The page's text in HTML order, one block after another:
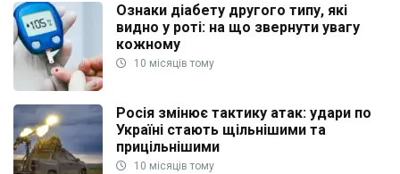
Ознаки діабету другого типу, які
видно у роті: на що звернути увагу
кожному
10 місяців тому
Росія змінює тактику атак: удари по
Україні стають щільнішими та
прицільнішими
10 місяців тому